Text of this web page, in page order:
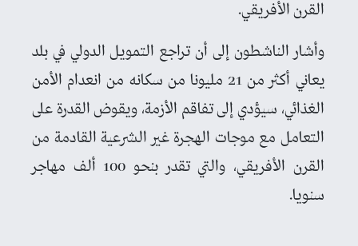
القرن الأفريقي.
وأشار الناشطون إلى أن تراجع التمويل الدولي في بلد
يعاني أكثر من 21 مليونا من سكانه من انعدام الأمن
الغذائي، سيؤدي إلى تفاقم الأزمة، ويقوض القدرة على
التعامل مع موجات الهجرة غير الشرعية القادمة من
القرن الأفريقي، والتي تقدر بنحو 100 ألف مهاجر
سنويا.